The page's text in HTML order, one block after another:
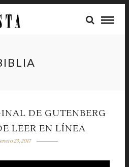
DE GUTENBERG
LEER EN LÍNEA
enero 23, 2017